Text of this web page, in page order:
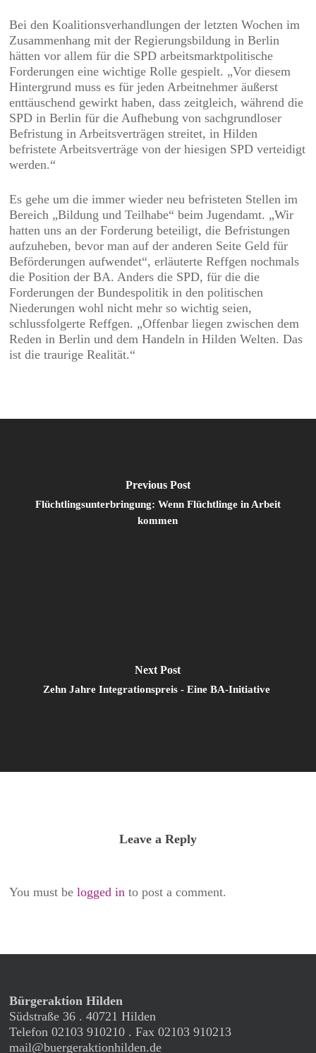
Bei den Koalitionsverhandlungen der letzten Wochen im
Zusammenhang mit der Regierungsbildung in Berlin
hätten vor allem für die SPD arbeitsmarktpolitische
Forderungen eine wichtige Rolle gespielt. „Vor diesem
Hintergrund muss es für jeden Arbeitnehmer äußerst
enttäuschend gewirkt haben, dass zeitgleich, während die
SPD in Berlin für die Aufhebung von sachgrundloser
Befristung in Arbeitsverträgen streitet, in Hilden
befristete Arbeitsverträge von der hiesigen SPD verteidigt
werden.“
Es gehe um die immer wieder neu befristeten Stellen im
Bereich „Bildung und Teilhabe“ beim Jugendamt. „Wir
hatten uns an der Forderung beteiligt, die Befristungen
aufzuheben, bevor man auf der anderen Seite Geld für
Beförderungen aufwendet“, erläuterte Reffgen nochmals
die Position der BA. Anders die SPD, für die die
Forderungen der Bundespolitik in den politischen
Niederungen wohl nicht mehr so wichtig seien,
schlussfolgerte Reffgen. „Offenbar liegen zwischen dem
Reden in Berlin und dem Handeln in Hilden Welten. Das
ist die traurige Realität.“
Previous Post
Flüchtlingsunterbringung: Wenn Flüchtlinge in Arbeit
kommen
Next Post
Zehn Jahre Integrationspreis - Eine BA-Initiative
Leave a Reply
You must belogged in to post a comment.
Bürgeraktion Hilden
Südstraße 36 . 40721 Hilden
Telefon 02103 910210 . Fax 02103 910213
mail@buergeraktionhilden.de